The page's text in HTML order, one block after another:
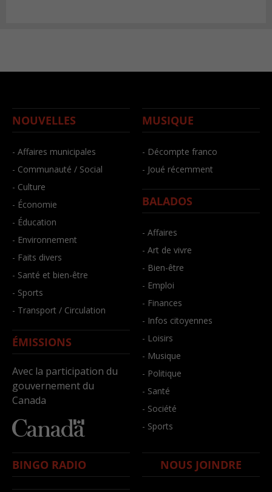
NOUVELLES
- Affaires municipales
- Communauté / Social
- Culture
- Économie
- Éducation
- Environnement
- Faits divers
- Santé et bien-être
- Sports
- Transport / Circulation
ÉMISSIONS
Avec la participation du
gouvernement du
Canada
MUSIQUE
- Décompte franco
- Joué récemment
BALADOS
- Affaires
- Art de vivre
- Bien-être
- Emploi
- Finances
- Infos citoyennes
- Loisirs
- Musique
- Politique
- Santé
- Société
- Sports
BINGO RADIO NOUS JOINDRE